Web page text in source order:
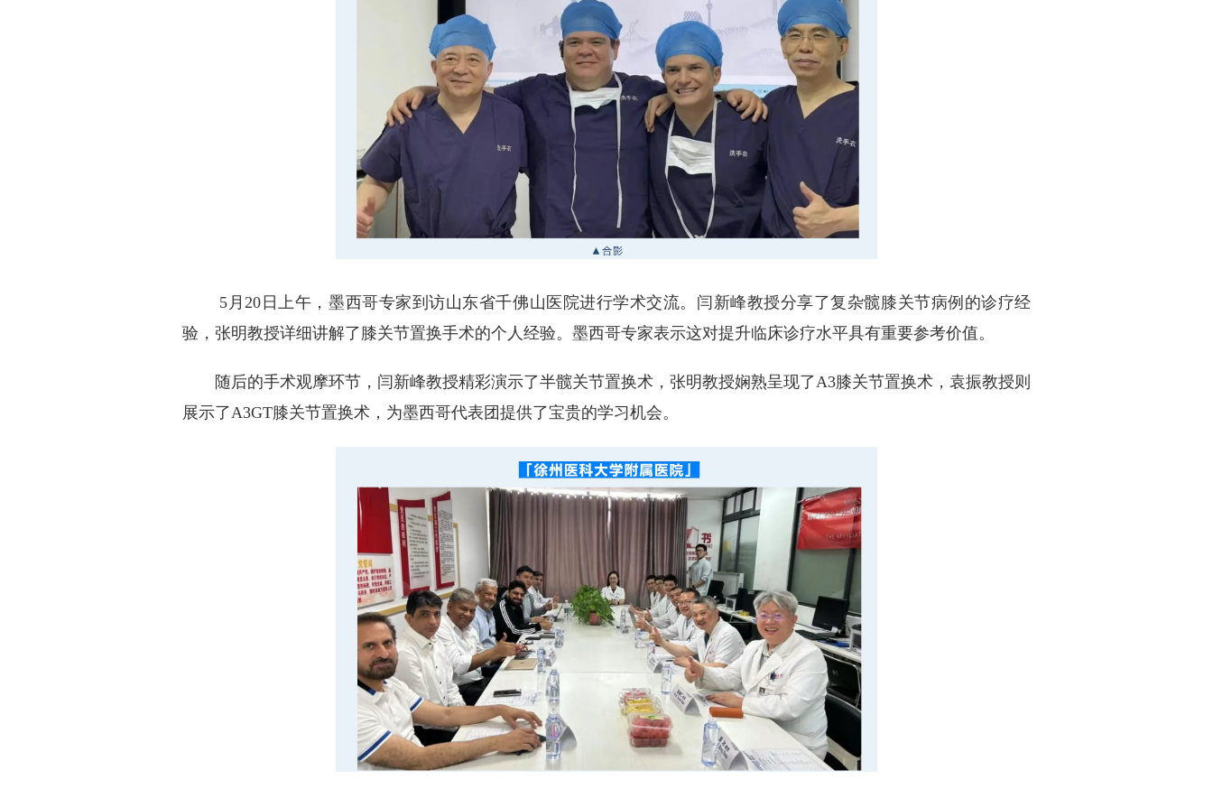
5月20日上午，墨西哥专家到访山东省千佛山医院进行学术交流。闫新峰教授分享了复杂髋膝关节病例的诊疗经
验，张明教授详细讲解了膝关节置换手术的个人经验。墨西哥专家表示这对提升临床诊疗水平具有重要参考价值。
随后的手术观摩环节，闫新峰教授精彩演示了半髋关节置换术，张明教授娴熟呈现了A3膝关节置换术，袁振教授则
展示了A3GT膝关节置换术，为墨西哥代表团提供了宝贵的学习机会。